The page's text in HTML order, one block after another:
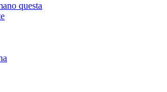
questa